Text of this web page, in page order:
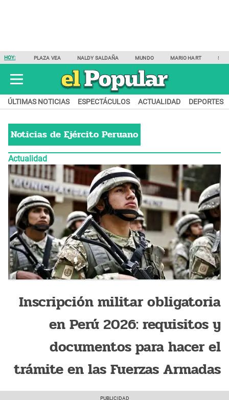
HOY: PLAZA VEA NALDY SALDAÑA MUNDO MARIO HART
ÚLTIMAS NOTICIAS ESPECTÁCULOS ACTUALIDAD DEPORTES
Noticias de Ejército Peruano
Actualidad
Inscripción militar obligatoria
en Perú 2026: requisitos y
documentos para hacer el
trámite en las Fuerzas Armadas